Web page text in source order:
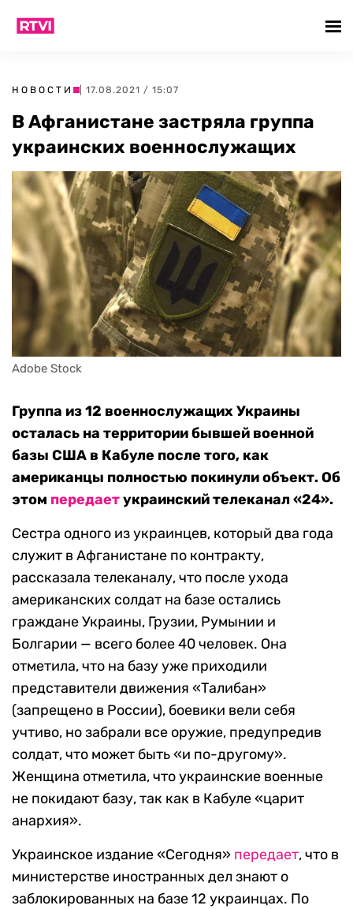
НОВОСТИ | 17.08.2021 / 15:07
В Афганистане застряла группа
украинских военнослужащих
Adobe Stock
Группа из 12 военнослужащих Украины
осталась на территории бывшей военной
базы США в Кабуле после того, как
американцы полностью покинули объект. Об
этом передаетукраинский телеканал «24».
Сестра одного из украинцев, который два года
служит в Афганистане по контракту,
рассказала телеканалу, что после ухода
американских солдат на базе остались
граждане Украины, Грузии, Румынии и
Болгарии — всего более 40 человек. Она
отметила, что на базу уже приходили
представители движения «Талибан»
(запрещено в России), боевики вели себя
учтиво, но забрали все оружие, предупредив
солдат, что может быть «и по-другому».
Женщина отметила, что украинские военные
не покидают базу, так как в Кабуле «царит
анархия».
Украинское издание «Сегодня» передает, что в
министерстве иностранных дел знают о
заблокированных на базе 12 украинцах. По